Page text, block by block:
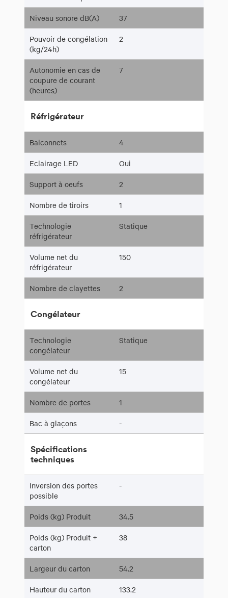
Niveau sonore dB(A) 37
Pouvoir de congélation
(kg/24h)
2
Autonomie en cas de
coupure de courant
(heures)
7
Réfrigérateur
Balconnets 4
Eclairage LED Oui
Support à oeufs 2
Nombre de tiroirs 1
Technologie
réfrigérateur
Statique
Volume net du
réfrigérateur
150
Nombre de clayettes 2
Congélateur
Technologie
congélateur
Statique
Volume net du
congélateur
15
Nombre de portes 1
Bac à glaçons -
Spécifications
techniques
Inversion des portes
possible
-
Poids (kg) Produit 34.5
Poids (kg) Produit +
carton
38
Largeur du carton 54.2
Hauteur du carton 133.2